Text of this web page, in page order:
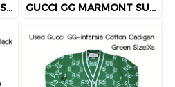
Gucci NEO VINTAGE MESSENGER BAG GUCCI GG MARMONT SUPERMINI BAG BROWN 2022